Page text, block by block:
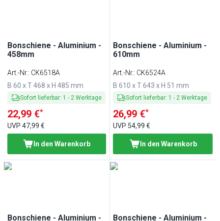
Bonschiene - Aluminium -
458mm
Art.-Nr.: CK6518A
B 60 x T 468 x H 485 mm
Sofort lieferbar: 1 - 2 Werktage
22,99 €*
UVP 47,99 €
In den Warenkorb
Bonschiene - Aluminium -
610mm
Art.-Nr.: CK6524A
B 610 x T 643 x H 51 mm
Sofort lieferbar: 1 - 2 Werktage
26,99 €*
UVP 54,99 €
In den Warenkorb
Bonschiene - Aluminium -
Bonschiene - Aluminium -